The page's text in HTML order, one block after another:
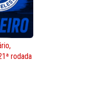
rodada